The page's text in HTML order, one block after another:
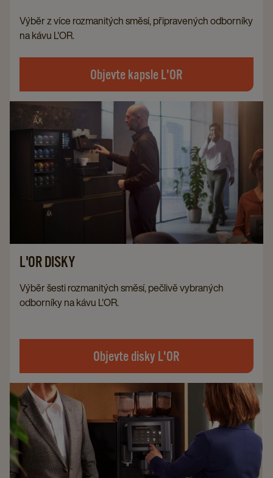
Výběr z více rozmanitých směsí, připravených odborníky
na kávu L'OR.
Objevte kapsle L'OR
L'OR DISKY
Výběr šesti rozmanitých směsí, pečlivě vybraných
odborníky na kávu L'OR.
Objevte disky L'OR